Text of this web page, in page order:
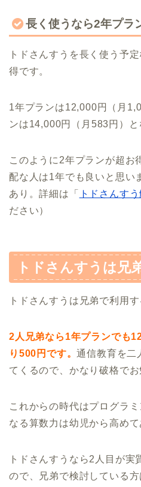
長く使うなら2年プラ
トドさんすうを長く使う予
得です。
1年プランは12,000円（月
ンは14,000円（月583円）と
このように2年プランが超お
配な人は1年でも良いと思い
あり。詳細は「
トドさんす
ださい）
トドさんすうは兄
トドさんすうは兄弟で利用
2人兄弟なら1年プランでも
り500円です。通信教育を二
てくるので、かなり破格でお
これからの時代はプログラ
なる算数力は幼児から高め
トドさんすうなら2人目が実
ので、兄弟で検討している